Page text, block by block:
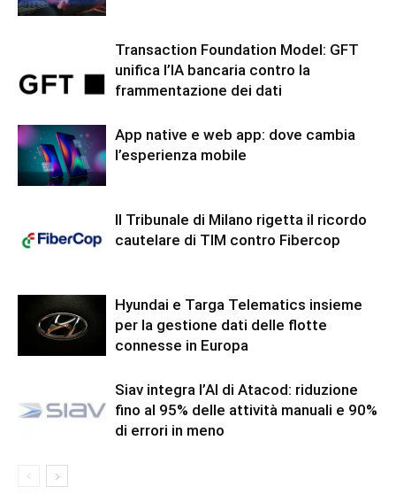
Transaction Foundation Model: GFT
unifica l’IA bancaria contro la
frammentazione dei dati
App native e web app: dove cambia
l’esperienza mobile
Il Tribunale di Milano rigetta il ricordo
cautelare di TIM contro Fibercop
Hyundai e Targa Telematics insieme
per la gestione dati delle flotte
connesse in Europa
Siav integra l’AI di Atacod: riduzione
fino al 95% delle attività manuali e 90%
di errori in meno